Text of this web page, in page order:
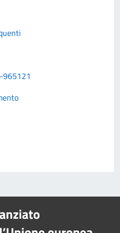
965121